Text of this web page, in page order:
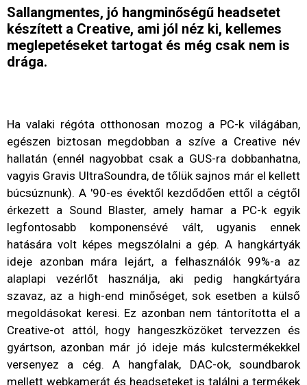
Sallangmentes, jó hangminőségű headsetet
készített a Creative, ami jól néz ki, kellemes
meglepetéseket tartogat és még csak nem is
drága.
Ha valaki régóta otthonosan mozog a PC-k világában,
egészen biztosan megdobban a szíve a Creative név
hallatán (ennél nagyobbat csak a GUS-ra dobbanhatna,
vagyis Gravis UltraSoundra, de tőlük sajnos már el kellett
búcsúznunk). A '90-es évektől kezdődően ettől a cégtől
érkezett a Sound Blaster, amely hamar a PC-k egyik
legfontosabb komponensévé vált, ugyanis ennek
hatására volt képes megszólalni a gép. A hangkártyák
ideje azonban mára lejárt, a felhasználók 99%-a az
alaplapi vezérlőt használja, aki pedig hangkártyára
szavaz, az a high-end minőséget, sok esetben a külső
megoldásokat keresi. Ez azonban nem tántorította el a
Creative-ot attól, hogy hangeszközöket tervezzen és
gyártson, azonban már jó ideje más kulcstermékekkel
versenyez a cég. A hangfalak, DAC-ok, soundbarok
mellett webkamerát és headseteket is találni a termékek